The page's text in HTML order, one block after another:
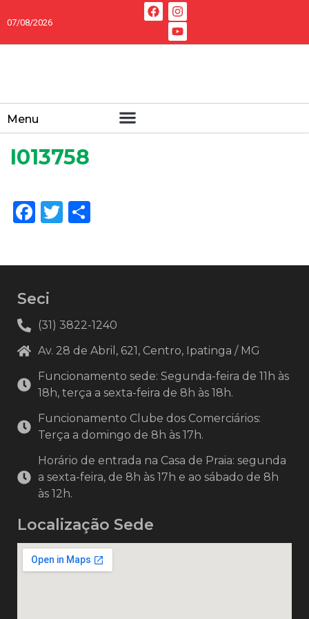
07/08/2026
Menu
I013758
Facebook
Twitter
Seci
(31) 3822-1240
Av. 28 de Abril, 621, Centro, Ipatinga / MG
Funcionamento sede: Segunda-feira de 11h às
18h, terça a sexta-feira de 8h às 18h.
Funcionamento Clube dos Comerciários:
Terça a domingo de 8h às 17h.
Horário de entrada na Casa de Praia: segunda
a sexta-feira, de 8h às 17h e ao sábado de 8h
às 12h.
Localização Sede